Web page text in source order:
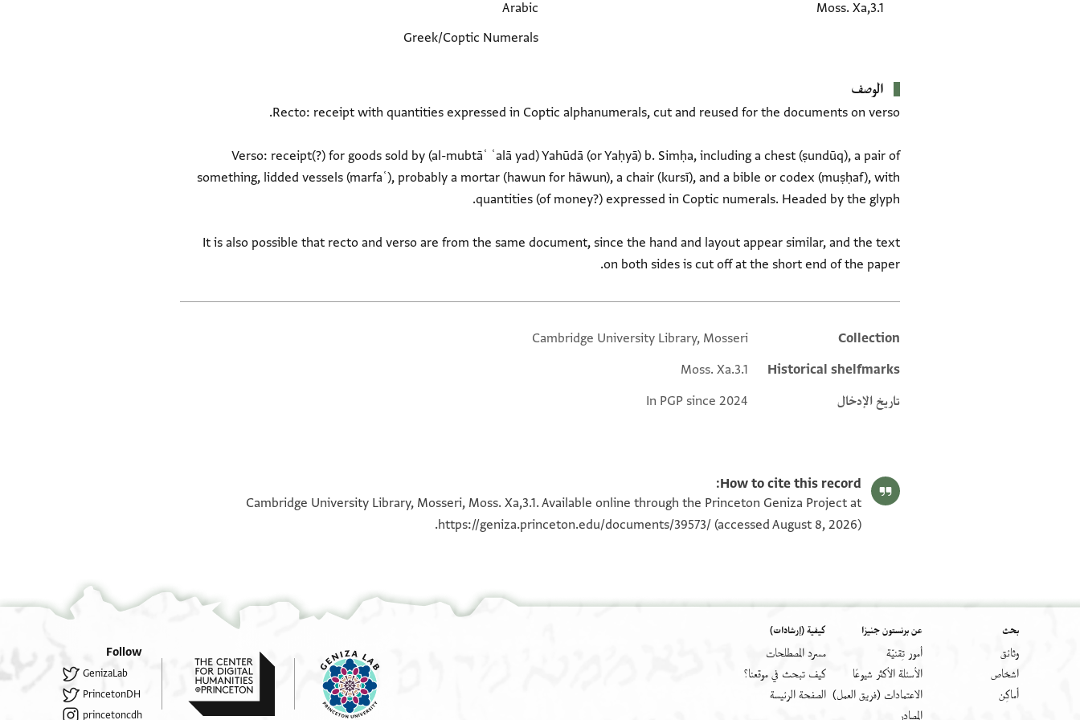
Moss. Xa,3.1
Arabic
Greek/Coptic Numerals
الوصف
Verso: receipt(?) for goods sold by (al-mubtāʿ ʿalā yad) Yahūdā (or Yaḥyā) b. Simḥa, including a chest (ṣundūq), a pair of
something, lidded vessels (marfaʿ), probably a mortar (hawun for hāwun), a chair (kursī), and a bible or codex (muṣḥaf), with
It is also possible that recto and verso are from the same document, since the hand and layout appear similar, and the text
on both sides is cut off at the short end of the paper.
Additional metadata
Collection
Cambridge University Library, Mosseri
Historical shelfmarks
Moss. Xa.3.1
تاريخ الإدخال
In PGP since 2024
How to cite this record:
Cambridge University Library, Mosseri, Moss. Xa,3.1. Available online through the Princeton Geniza Project at
https://geniza.princeton.edu/documents/39573/ (accessed August 8, 2026).
بحث
وثائق
اشخاص
أَماكِن
عن برنستون جنيزا
أمور تِقنيّة
الأسئلة الأكثر شيوعًا
الاعتمادات (فريق العمل)
المصادر
كيفية (إرشادات)
مسرد المصطلحات
كيف تبحث في موقعنا؟
الصفحة الرئيسة
Follow
GenizaLab
PrincetonDH
princetoncdh